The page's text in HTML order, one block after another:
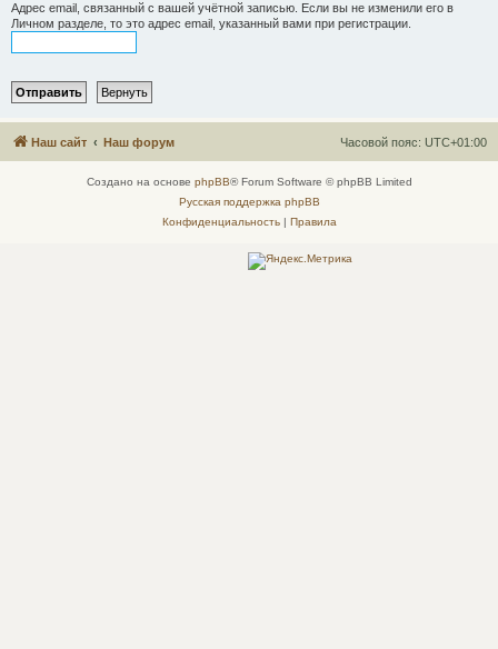
Адрес email, связанный с вашей учётной записью. Если вы не изменили его в
Личном разделе, то это адрес email, указанный вами при регистрации.
Наш сайт Наш форум Часовой пояс: UTC+01:00
Создано на основе phpBB® Forum Software © phpBB Limited
Русская поддержка phpBB
Конфиденциальность| Правила